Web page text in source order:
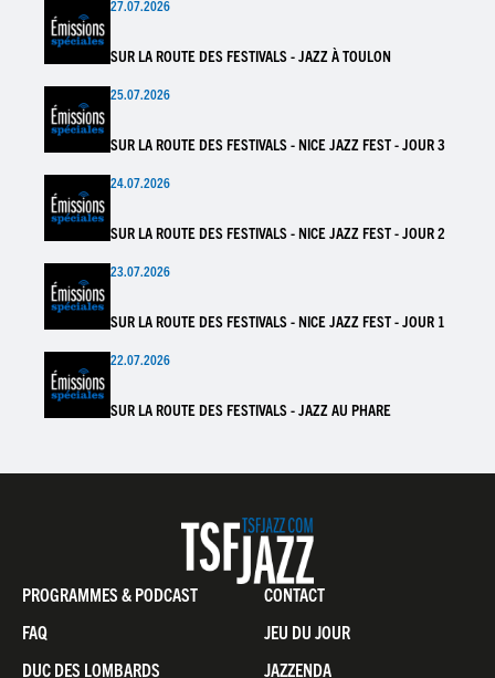
27.07.2026
SUR LA ROUTE DES FESTIVALS - JAZZ À TOULON
25.07.2026
SUR LA ROUTE DES FESTIVALS - NICE JAZZ FEST - JOUR 3
24.07.2026
SUR LA ROUTE DES FESTIVALS - NICE JAZZ FEST - JOUR 2
23.07.2026
SUR LA ROUTE DES FESTIVALS - NICE JAZZ FEST - JOUR 1
22.07.2026
SUR LA ROUTE DES FESTIVALS - JAZZ AU PHARE
Pied
de
page
PROGRAMMES & PODCAST
CONTACT
FAQ
JEU DU JOUR
DUC DES LOMBARDS
JAZZENDA